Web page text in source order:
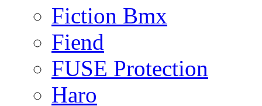
Fiction Bmx
Fiend
FUSE Protection
Haro